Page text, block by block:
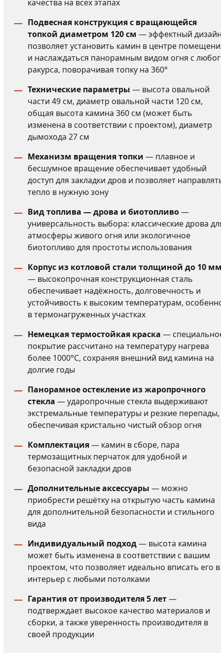
качества на всех этапах
Подвесная конструкция с вращающейся
топкой диаметром 120 см — эффектный
позволяет установить камин в центре
и наслаждаться панорамным видом огня с
ракурса, поворачивая топку на 360°
Технические параметры — высота овальной
части 49 см, диаметр овальной части 120 см,
общая высота камина 360 см (может быть
изменена в соответствии с проектом), диаметр
дымохода 27 см
Механизм вращения топки — плавное и
бесшумное вращение обеспечивает удобный
доступ для закладки дров и позволяет
тепло в нужную зону
Вид топлива — дрова и биотопливо—
универсальность выбора: классические дрова
атмосферы живого огня или экологичное
биотопливо для простоты использования
Корпус из котловой стали толщиной до 10
— высокопрочная конструкционная сталь
обеспечивает надёжность, долговечность и
устойчивость к высоким температурам,
в термонагруженных участках
Немецкая термостойкая краска —
покрытие рассчитано на температуру нагрева
более 1000°C, сохраняя внешний вид камина на
долгие годы
Панорамное остекление из жаропрочного
стекла — ударопрочные стекла выдерживают
экстремальные температуры и резкие перепады,
обеспечивая кристально чистый обзор огня
Комплектация— камин в сборе, пара
термозащитных перчаток для удобной и
безопасной закладки дров
Дополнительные аксессуары — можно
приобрести решётку на открытую часть камина
для дополнительной безопасности и стильного
вида
Индивидуальный подход— высота камина
может быть изменена в соответствии с вашим
проектом, что позволяет идеально вписать его в
интерьер с любыми потолками
Гарантия от производителя 5 лет—
подтверждает высокое качество материалов и
сборки, а также уверенность производителя в
своей продукции